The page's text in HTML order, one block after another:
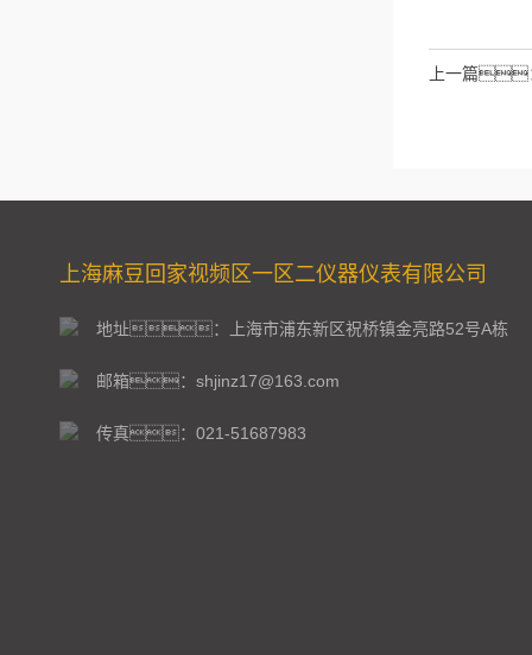
如：三加
上一篇
上海麻豆回家视频区一区二仪器仪表有限公司
地址：上海市浦东新区祝桥镇金亮路52号A栋
邮箱：shjinz17@163.com
传真：021-51687983